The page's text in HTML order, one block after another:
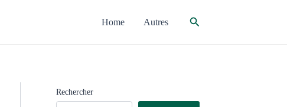
Home Autres Rechercher
Rechercher